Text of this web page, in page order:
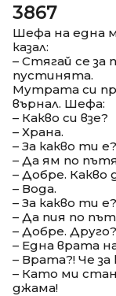
3867
Шефа на една
казал:
– Стягай се
пустинята.
Мутрата си
върнал. Шефа:
– Какво си взе?
– Храна.
– За какво ти е?
– Да ям по
– Добре. Какво
– Вода.
– За какво ти е?
– Да пия по
– Добре. Друго?
– Една врата
– Врата?! Че за
– Като ми
джама!